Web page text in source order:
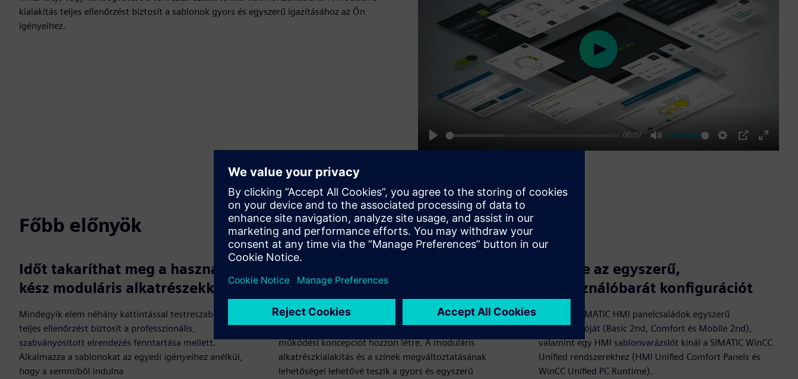
kialakítás teljes ellenőrzést biztosít a sablonok gyors és egyszerű igazításához az Ön
igényeihez.
Play
00:07
Mute Settings
PIP
Enter
Play
Főbb előnyök
Időt takaríthat meg a használatra
kész moduláris alkatrészekkel
Mindegyik elem néhány kattintással testreszabható, így
teljes ellenőrzést biztosít a professzionális,
szabványosított elrendezés fenntartása mellett.
Alkalmazza a sablonokat az egyedi igényeihez anélkül,
hogy a semmiből indulna
HMI fejlesztési folyamatát
Hozzáférhet több tucat elemhez, amelyeket gyorsan
kombinálhat, hogy modern, felhasználóbarát és vonzó
működési koncepciót hozzon létre. A moduláris
alkatrészkialakítás és a színek megváltoztatásának
lehetőségei lehetővé teszik a gyors és egyszerű
Élvezze az egyszerű,
felhasználóbarát konfigurációt
A Suite a SIMATIC HMI panelcsaládok egyszerű
konfigurációját (Basic 2nd, Comfort és Mobile 2nd),
valamint egy HMI sablonvarázslót kínál a SIMATIC WinCC
Unified rendszerekhez (HMI Unified Comfort Panels és
WinCC Unified PC Runtime).